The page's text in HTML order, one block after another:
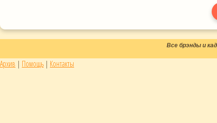
Все брэнды и
Архив | Помощь | Контакты